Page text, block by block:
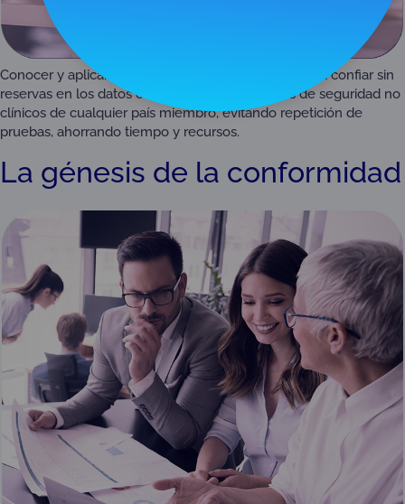
Conocer y aplicar un sistema de calidad que permita confiar sin
reservas en los datos obtenidos en los estudios de seguridad no
clínicos de cualquier país miembro, evitando repetición de
pruebas, ahorrando tiempo y recursos.
La génesis de la conformidad